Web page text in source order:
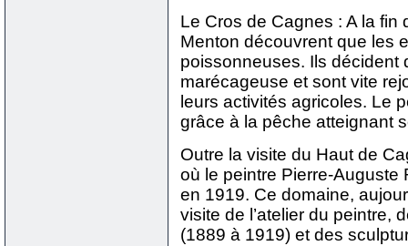
Le Cros de Cagnes : A la
Menton découvrent que les
poissonneuses. Ils décident
marécageuse et sont vite
leurs activités agricoles. Le
grâce à la pêche atteignant
Outre la visite du Haut de
où le peintre Pierre-Auguste
en 1919. Ce domaine,
visite de l’atelier du peintre,
(1889 à 1919) et des